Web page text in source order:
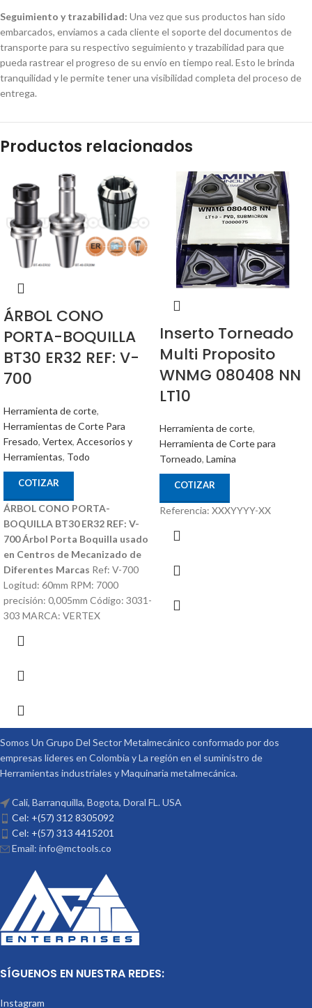
Seguimiento y trazabilidad: Una vez que sus productos han sido
embarcados, enviamos a cada cliente el soporte del documentos de
transporte para su respectivo seguimiento y trazabilidad para que
pueda rastrear el progreso de su envío en tiempo real. Esto le brinda
tranquilidad y le permite tener una visibilidad completa del proceso de
entrega.
Productos relacionados
ÁRBOL CONO
PORTA-BOQUILLA
BT30 ER32 REF: V-
700
Herramienta de corte,
Herramientas de Corte Para
Fresado, Vertex, Accesorios y
Herramientas, Todo
COTIZAR
ÁRBOL CONO PORTA-
BOQUILLA BT30 ER32 REF: V-
700Árbol Porta Boquilla usado
en Centros de Mecanizado de
Diferentes Marcas Ref: V-700
Logitud: 60mm RPM: 7000
precisión: 0,005mm Código: 3031-
303 MARCA: VERTEX
Inserto Torneado
Multi Proposito
WNMG 080408 NN
LT10
Herramienta de corte,
Herramienta de Corte para
Torneado, Lamina
COTIZAR
Referencia: XXXYYYY-XX
Somos Un Grupo Del Sector Metalmecánico conformado por dos
empresas lideres en Colombia y La región en el suministro de
Herramientas industriales y Maquinaria metalmecánica.
Cali, Barranquilla, Bogota, Doral FL. USA
Cel: +(57) 312 8305092
Cel: +(57) 313 4415201
Email: info@mctools.co
SÍGUENOS EN NUESTRA REDES:
Instagram